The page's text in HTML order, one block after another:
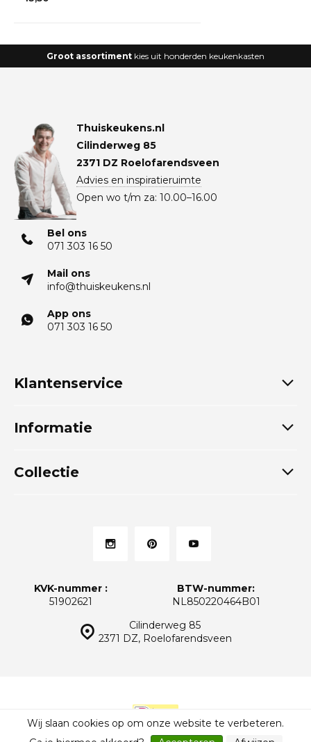
Groot assortiment kies uit honderden keukenkasten
Thuiskeukens.nl
Cilinderweg 85
2371 DZ Roelofarendsveen
Advies en inspiratieruimte
Open wo t/m za: 10.00–16.00
Bel ons
071 303 16 50
Mail ons
info@thuiskeukens.nl
App ons
071 303 16 50
Klantenservice
Informatie
Collectie
Cilinderweg 85
2371 DZ, Roelofarendsveen
KVK-nummer :
51902621
BTW-nummer:
NL850220464B01
© Thuiskeukens.nl Sitemap
Wij slaan cookies op om onze website te verbeteren.